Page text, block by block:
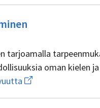
tarjoamalla
oman kielen
Avaa
uuden
ikkunan